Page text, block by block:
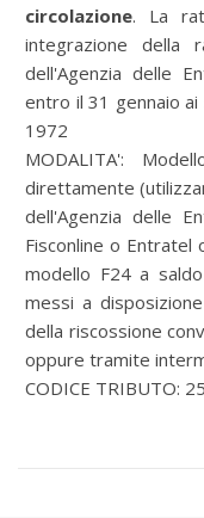
circolazione. La
integrazione della
dell'Agenzia delle
entro il 31 gennaio ai
1972
MODALITA':
direttamente
dell'Agenzia delle
Fisconline o
modello F24 a
messi a
della riscossione
oppure tramite
CODICE TRIBUTO: